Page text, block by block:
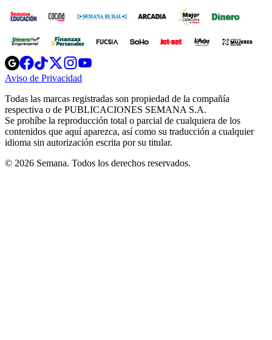
Opens
in
new
Opens
in
new
Opens
in
new
window
Opens
new
windowwindow
Aviso de Privacidad
new
window
Todas las marcas registradas son propiedad de la compañía
respectiva o de PUBLICACIONES SEMANA S.A.
Se prohíbe la reproducción total o parcial de cualquiera de los
contenidos que aquí aparezca, así como su traducción a cualquier
idioma sin autorización escrita por su titular.
© 2026 Semana. Todos los derechos reservados.